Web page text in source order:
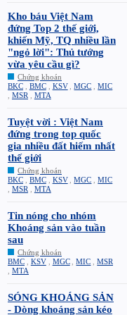
Kho báu Việt Nam
đứng Top 2 thế giới,
khiến Mỹ, TQ nhiều lần
"ngỏ lời": Thủ tướng
vừa yêu cầu gì?
Chứng khoán
BKC
BMC KSV ,MGC ,MIC
MSR MTA
Tuyệt vời : Việt Nam
đứng trong top quốc
gia nhiều đất hiếm nhất
thế giới
Chứng khoán
BKC
BMC KSV ,MGC ,MIC
MSR MTA
Tin nóng cho nhóm
Khoáng sản vào tuần
sau
Chứng khoán
BMC
KSV MGC ,MIC ,MSR
MTA
SÓNG KHOÁNG SẢN
- Dòng khoáng sản kéo